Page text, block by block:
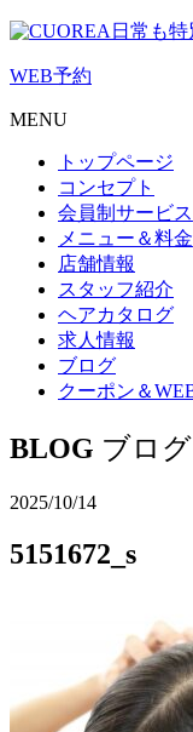
日常も
WEB予約
MENU
トップページ
コンセプト
会員制サービス
メニュー＆料金
店舗情報
スタッフ紹介
ヘアカタログ
求人情報
ブログ
クーポン＆
BLOG ブログ
2025/10/14
5151672_s